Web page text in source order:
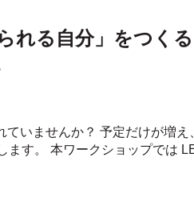
れる自分」をつく
ていませんか？ 予定だけが増
ます。 本ワークショップでは